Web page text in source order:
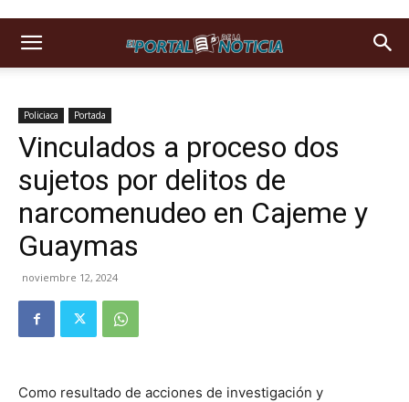
Policiaca Portada
Vinculados a proceso dos
sujetos por delitos de
narcomenudeo en Cajeme y
Guaymas
noviembre 12, 2024
Como resultado de acciones de investigación y